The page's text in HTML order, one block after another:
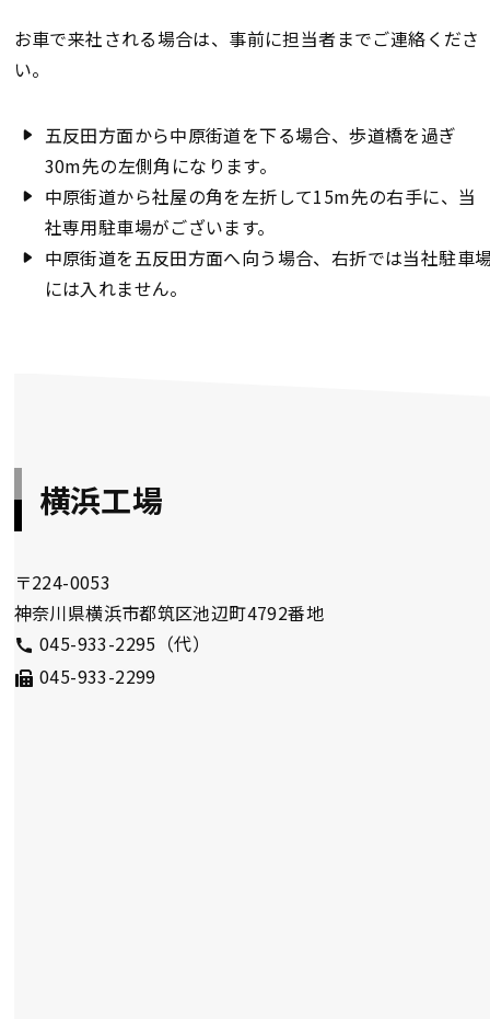
お車で来社される場合は、事前に担当者までご連絡くださ
い。
五反田方面から中原街道を下る場合、歩道橋を過ぎ
30m先の左側角になります。
中原街道から社屋の角を左折して15m先の右手に、当
社専用駐車場がございます。
中原街道を五反田方面へ向う場合、右折では当社駐車
には入れません。
横浜工場
〒224-0053
神奈川県横浜市都筑区池辺町4792番地
045-933-2295（代）
045-933-2299